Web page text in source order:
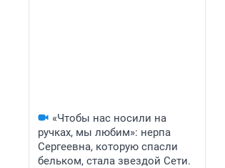
«Чтобы нас носили на
ручках, мы любим»: нерпа
Сергеевна, которую спасли
бельком, стала звездой Сети.